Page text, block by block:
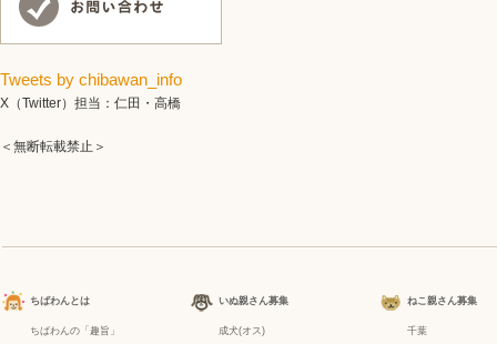
Tweets by chibawan_info
X（Twitter）担当：仁田・高橋
＜無断転載禁止＞
ちばわんとは
ちばわんの「趣旨」
いぬ親さん募集
成犬(オス)
ねこ親さん募集
千葉